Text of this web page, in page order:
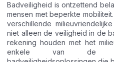
Badveiligheid is ontzettend
mensen met beperkte
verschillende
niet alleen de veiligheid in de
rekening houden met het
enkele van de